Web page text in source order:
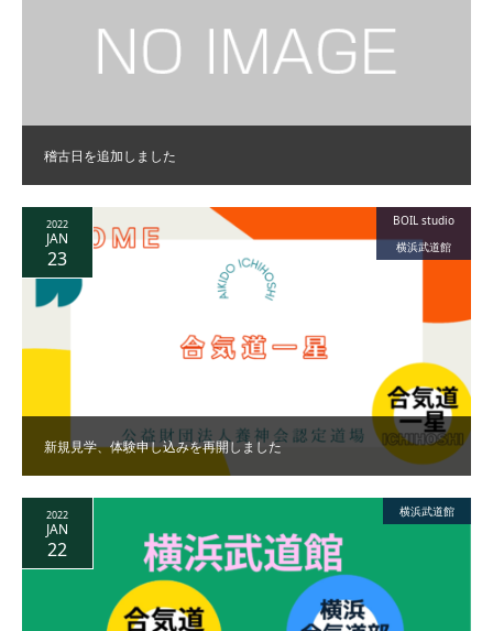
稽古日を追加しました
新規見学、体験申し込みを再開しました
2022
JAN
23
BOIL studio
横浜武道館
2022
JAN
22
横浜武道館